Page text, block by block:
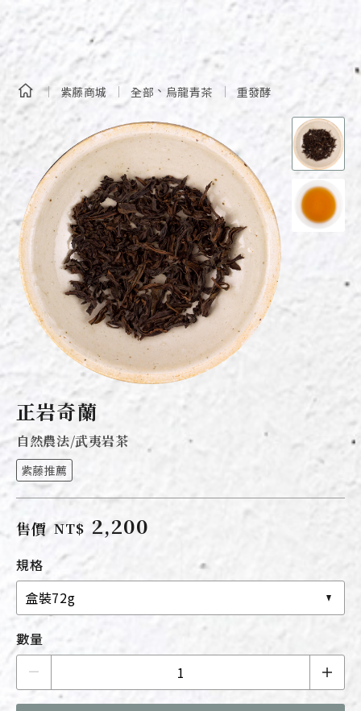
紫藤商城 全部 、 烏龍青茶 重發酵
正岩奇蘭
自然農法/武夷岩茶
紫藤推薦
售價 NT$ 2,200
規格
盒裝72g
數量